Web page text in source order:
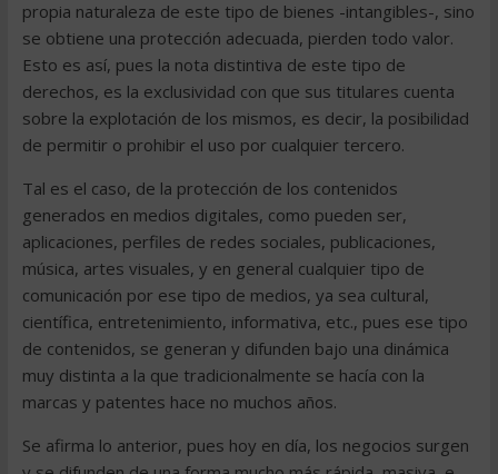
propia naturaleza de este tipo de bienes -intangibles-, sino
se obtiene una protección adecuada, pierden todo valor.
Esto es así, pues la nota distintiva de este tipo de
derechos, es la exclusividad con que sus titulares cuenta
sobre la explotación de los mismos, es decir, la posibilidad
de permitir o prohibir el uso por cualquier tercero.
Tal es el caso, de la protección de los contenidos
generados en medios digitales, como pueden ser,
aplicaciones, perfiles de redes sociales, publicaciones,
música, artes visuales, y en general cualquier tipo de
comunicación por ese tipo de medios, ya sea cultural,
científica, entretenimiento, informativa, etc., pues ese tipo
de contenidos, se generan y difunden bajo una dinámica
muy distinta a la que tradicionalmente se hacía con la
marcas y patentes hace no muchos años.
Se afirma lo anterior, pues hoy en día, los negocios surgen